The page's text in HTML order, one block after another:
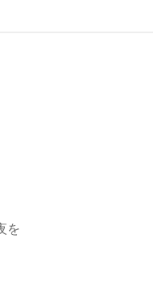
を